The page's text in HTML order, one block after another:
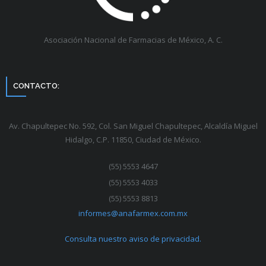
Asociación Nacional de Farmacias de México, A. C.
CONTACTO:
Av. Chapultepec No. 592, Col. San Miguel Chapultepec, Alcaldía Miguel
Hidalgo, C.P. 11850, Ciudad de México.
(55) 5553 4647
(55) 5553 4033
(55) 5553 8813
informes@anafarmex.com.mx
Consulta nuestro aviso de privacidad.